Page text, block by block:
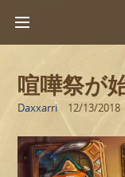
喧嘩祭が
Daxxarri 12/13/2018